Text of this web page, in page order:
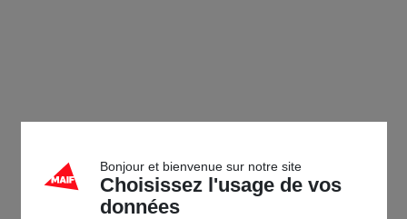
Bonjour et bienvenue sur notre site
Choisissez l'usage de vos
données